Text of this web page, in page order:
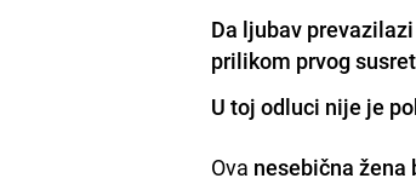
Da ljubav
prilikom prvog
U toj odluci nije je
Ova nesebična